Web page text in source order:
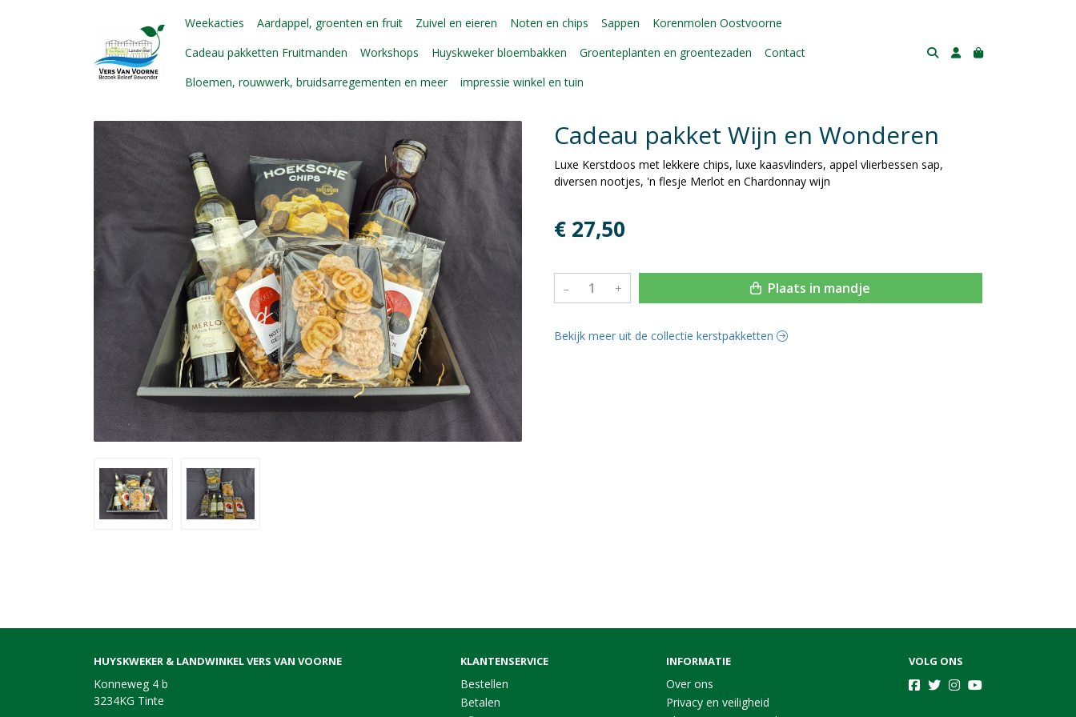
Weekacties Aardappel, groenten en fruit Zuivel en eieren Noten en chips Sappen
Korenmolen Oostvoorne
Cadeau pakketten Fruitmanden
Workshops Huyskweker bloembakken Groenteplanten en groentezaden
Contact
Bloemen, rouwwerk, bruidsarregementen en meer
impressie winkel en tuin
Cadeau pakket Wijn en Wonderen
Luxe Kerstdoos met lekkere chips, luxe kaasvlinders, appel vlierbessen sap,
diversen nootjes, 'n flesje Merlot en Chardonnay wijn
€ 27,50
– + Plaats in mandje
Bekijk meer uit de collectie kerstpakketten
HUYSKWEKER & LANDWINKEL VERS VAN VOORNE
Konneweg 4 b
3234KG Tinte
KLANTENSERVICE
Bestellen
Betalen
INFORMATIE
Over ons
Privacy en veiligheid
VOLG ONS